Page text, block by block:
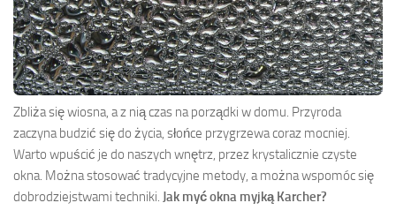
Zbliża się wiosna, a z nią czas na porządki w domu. Przyroda
zaczyna budzić się do życia, słońce przygrzewa coraz mocniej.
Warto wpuścić je do naszych wnętrz, przez krystalicznie czyste
okna. Można stosować tradycyjne metody, a można wspomóc się
dobrodziejstwami techniki. Jak myć okna myjką Karcher?